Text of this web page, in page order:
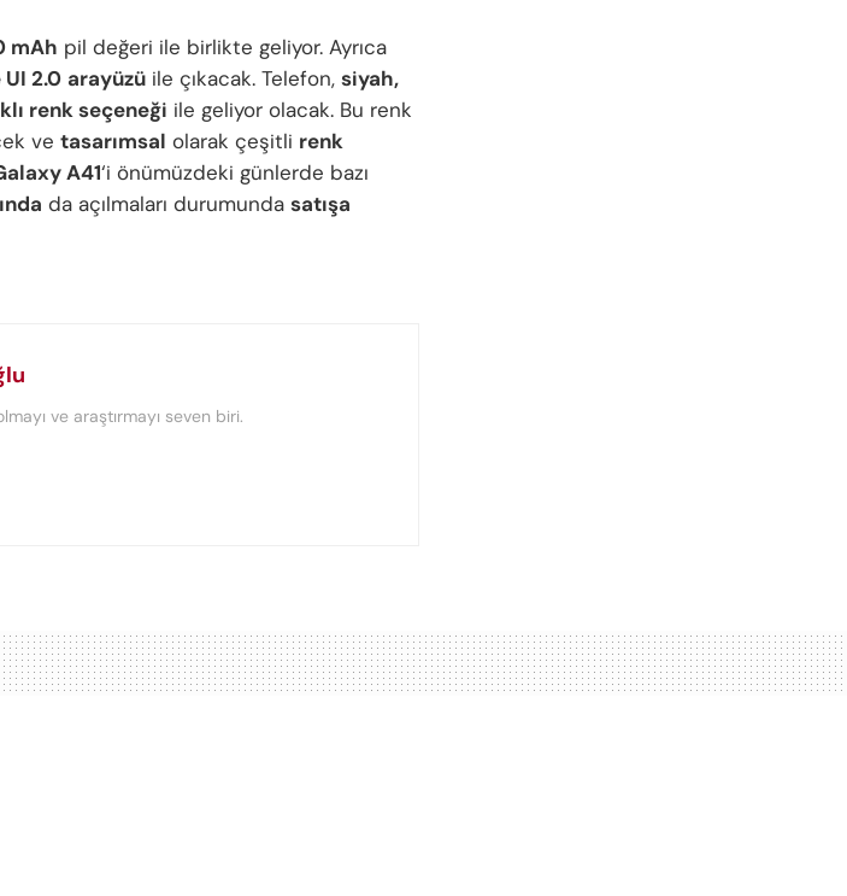
mAh pil değeri ile birlikte geliyor. Ayrıca
UI 2.0 arayüzü ile çıkacak. Telefon, siyah,
renk seçeneği ile geliyor olacak. Bu renk
ve tasarımsal olarak çeşitli renk
A41‘i önümüzdeki günlerde bazı
da açılmaları durumunda satışa
ve araştırmayı seven biri.